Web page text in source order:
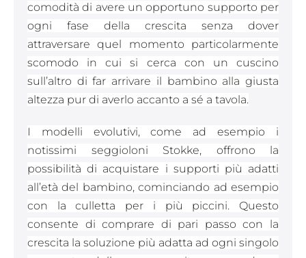
comodità di avere un opportuno supporto per
ogni fase della crescita senza dover
attraversare quel momento particolarmente
scomodo in cui si cerca con un cuscino
sull’altro di far arrivare il bambino alla giusta
altezza pur di averlo accanto a sé a tavola.
I modelli evolutivi, come ad esempio i
notissimi seggioloni Stokke, offrono la
possibilità di acquistare i supporti più adatti
all’età del bambino, cominciando ad esempio
con la culletta per i più piccini. Questo
consente di comprare di pari passo con la
crescita la soluzione più adatta ad ogni singolo